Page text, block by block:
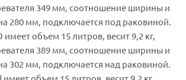
349 мм, соотношение ширины и
280 мм, подключается под раковиной.
объем 15 литров, весит 9,2 кг,
389 мм, соотношение ширины и
302 мм, подключается над раковиной.